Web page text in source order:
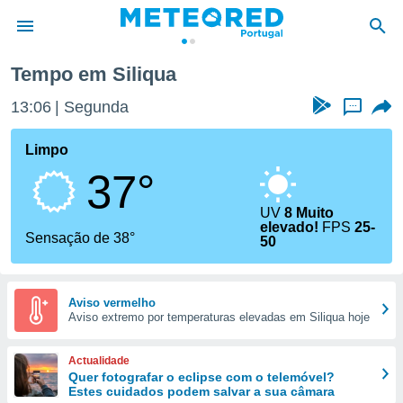
da
foi
fornecidas
a este
das
e
forma
digital
Tempo em Siliqua
13:06 Segunda ...
Limpo
37°
Sensação de 38°
UV8 Muito
elevado! FPS25-
50
Aviso vermelho
Aviso extremo por temperaturas elevadas em Siliqua hoje
Actualidade
Quer fotografar o eclipse com o telemóvel?
Estes cuidados podem salvar a sua câmara